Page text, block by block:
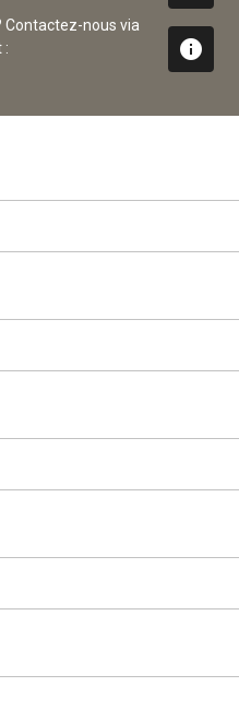
Contactez-nous via
:
info